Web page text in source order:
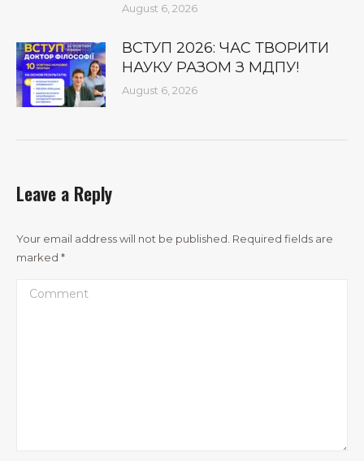
August 6, 2026
ВСТУП 2026: ЧАС ТВОРИТИ
НАУКУ РАЗОМ З МДПУ!
August 6, 2026
Leave a Reply
Your email address will not be published. Required fields are
marked *
Comment